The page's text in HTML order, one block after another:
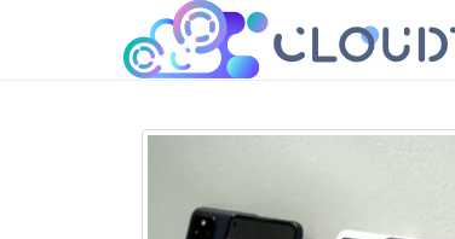
Облако технологий
cloudteh.ru